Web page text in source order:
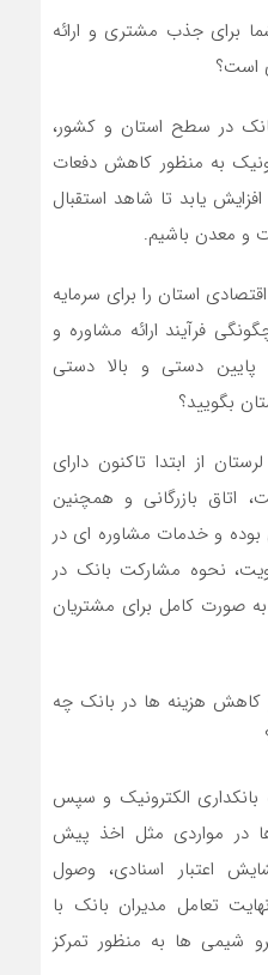
برای جذب مشتری و ارائه
است؟
در سطح استان و کشور،
به منظور کاهش دفعات
یابد تا شاهد استقبال
و معدن باشیم.
استان را برای سرمایه
فرآیند ارائه مشاوره و
پایین دستی و بالا دستی
بگویید؟
از ابتدا تاکنون دارای
اتاق بازرگانی و همچنین
و خدمات مشاوره ای در
نحوه مشارکت بانک در
صورت کامل برای مشتریان
کاهش هزینه ها در بانک چه
الکترونیک و سپس
در مواردی مثل اخذ پیش
اعتبار اسنادی، وصول
تعامل مدیران بانک با
شیمی ها به منظور تمرکز